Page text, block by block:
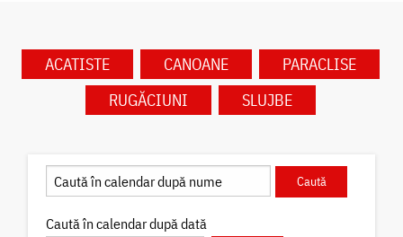
ACATISTE CANOANE
PARACLISE
RUGĂCIUNI
SLUJBE
Caută în calendar după dată